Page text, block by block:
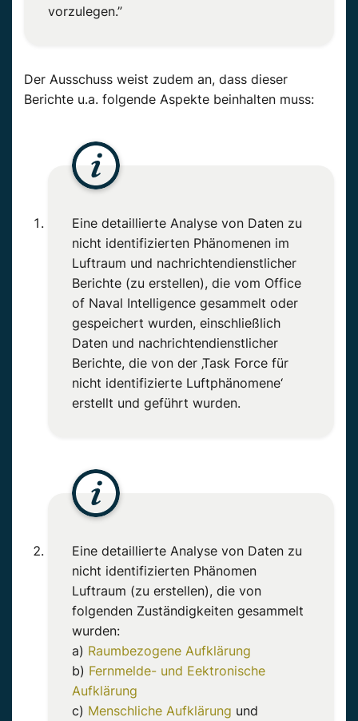
vorzulegen.”
Der Ausschuss weist zudem an, dass dieser
Berichte u.a. folgende Aspekte beinhalten muss:
Eine detaillierte Analyse von Daten zu
nicht identifizierten Phänomenen im
Luftraum und nachrichtendienstlicher
Berichte (zu erstellen), die vom Office
of Naval Intelligence gesammelt oder
gespeichert wurden, einschließlich
Daten und nachrichtendienstlicher
Berichte, die von der ‚Task Force für
nicht identifizierte Luftphänomene‘
erstellt und geführt wurden.
Eine detaillierte Analyse von Daten zu
nicht identifizierten Phänomen
Luftraum (zu erstellen), die von
folgenden Zuständigkeiten gesammelt
wurden:
a) Raumbezogene Aufklärung
b) Fernmelde- und Eektronische
Aufklärung
c) Menschliche Aufklärung und